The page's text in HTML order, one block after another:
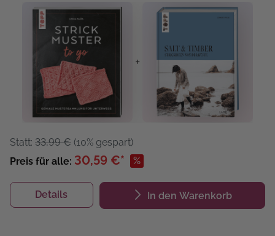
+
Statt: 33,99 € (10% gespart)
Preis für alle: 30,59 €* %
Details In den Warenkorb